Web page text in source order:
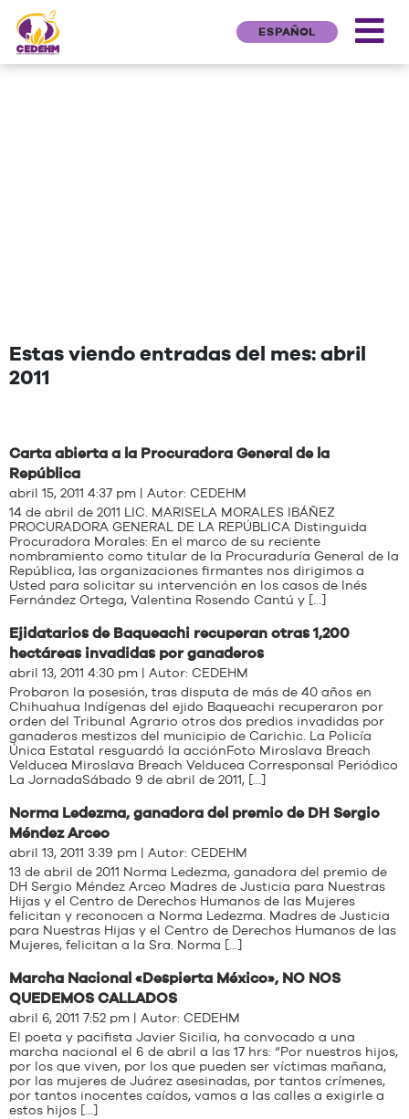
ESPAÑOL
Estas viendo entradas del mes: abril
2011
Carta abierta a la Procuradora General de la
República
abril 15, 2011 4:37 pm | Autor: CEDEHM
14 de abril de 2011 LIC. MARISELA MORALES IBÁÑEZ
PROCURADORA GENERAL DE LA REPÚBLICA Distinguida
Procuradora Morales: En el marco de su reciente
nombramiento como titular de la Procuraduría General de la
República, las organizaciones firmantes nos dirigimos a
Usted para solicitar su intervención en los casos de Inés
Fernández Ortega, Valentina Rosendo Cantú y […]
Ejidatarios de Baqueachi recuperan otras 1,200
hectáreas invadidas por ganaderos
abril 13, 2011 4:30 pm | Autor: CEDEHM
Probaron la posesión, tras disputa de más de 40 años en
Chihuahua Indígenas del ejido Baqueachi recuperaron por
orden del Tribunal Agrario otros dos predios invadidas por
ganaderos mestizos del municipio de Carichic. La Policía
Única Estatal resguardó la acciónFoto Miroslava Breach
Velducea Miroslava Breach Velducea Corresponsal Periódico
La JornadaSábado 9 de abril de 2011, […]
Norma Ledezma, ganadora del premio de DH Sergio
abril 13, 2011 3:39 pm | Autor: CEDEHM
13 de abril de 2011 Norma Ledezma, ganadora del premio de
DH Sergio Méndez Arceo Madres de Justicia para Nuestras
Hijas y el Centro de Derechos Humanos de las Mujeres
felicitan y reconocen a Norma Ledezma. Madres de Justicia
para Nuestras Hijas y el Centro de Derechos Humanos de las
Mujeres, felicitan a la Sra. Norma […]
Marcha Nacional «Despierta México», NO NOS
QUEDEMOS CALLADOS
abril 6, 2011 7:52 pm | Autor: CEDEHM
El poeta y pacifista Javier Sicilia, ha convocado a una
marcha nacional el 6 de abril a las 17 hrs: “Por nuestros hijos,
por los que viven, por los que pueden ser víctimas mañana,
por las mujeres de Juárez asesinadas, por tantos crímenes,
por tantos inocentes caídos, vamos a las calles a exigirle a
estos hijos […]